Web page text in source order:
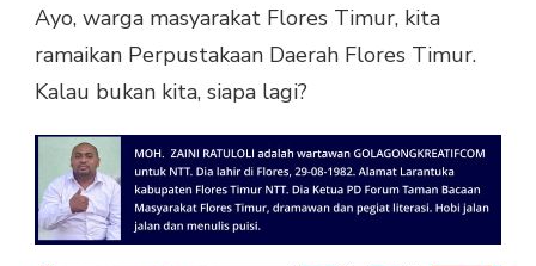
Ayo, warga masyarakat Flores Timur, kita
ramaikan Perpustakaan Daerah Flores Timur.
Kalau bukan kita, siapa lagi?